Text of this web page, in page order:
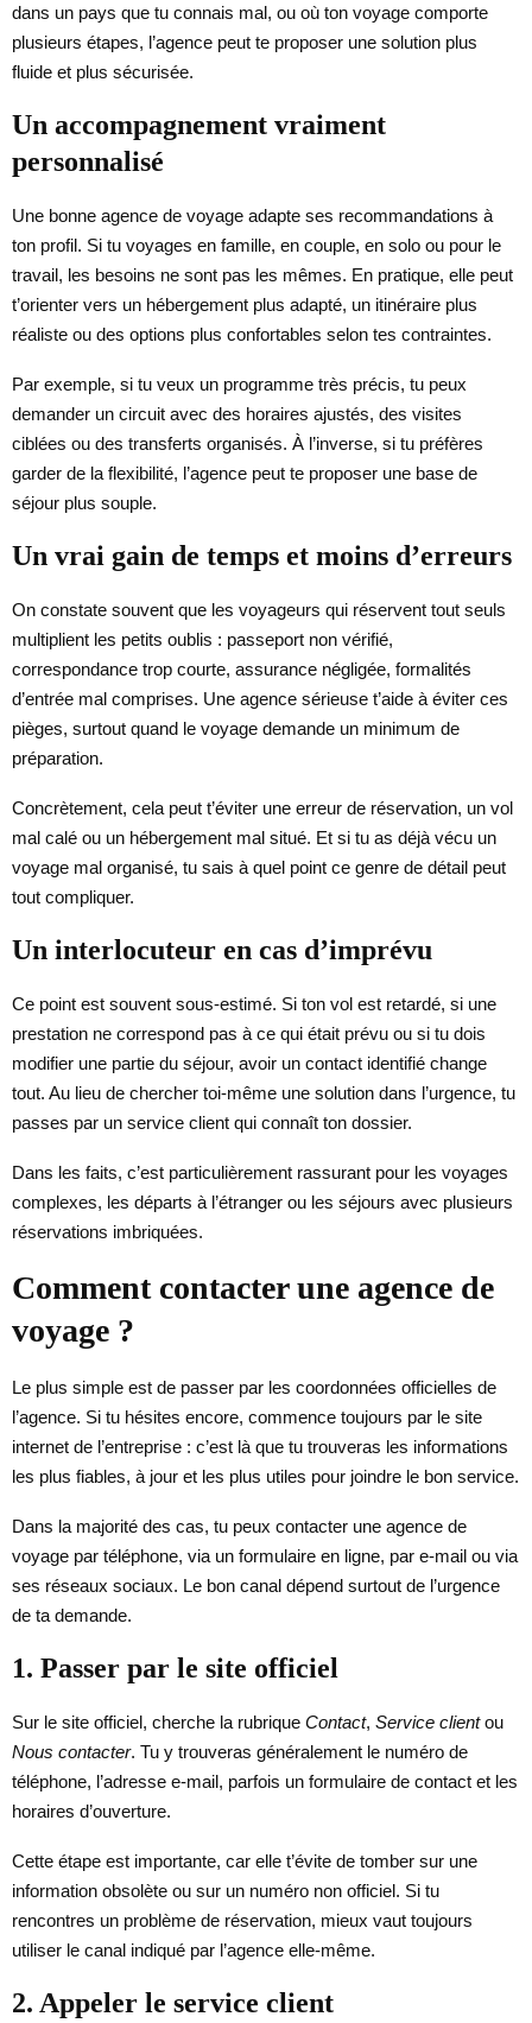
dans un pays que tu connais mal, ou où ton voyage comporte
plusieurs étapes, l’agence peut te proposer une solution plus
fluide et plus sécurisée.
Un accompagnement vraiment
personnalisé
Une bonne agence de voyage adapte ses recommandations à
ton profil. Si tu voyages en famille, en couple, en solo ou pour le
travail, les besoins ne sont pas les mêmes. En pratique, elle peut
t’orienter vers un hébergement plus adapté, un itinéraire plus
réaliste ou des options plus confortables selon tes contraintes.
Par exemple, si tu veux un programme très précis, tu peux
demander un circuit avec des horaires ajustés, des visites
ciblées ou des transferts organisés. À l’inverse, si tu préfères
garder de la flexibilité, l’agence peut te proposer une base de
séjour plus souple.
Un vrai gain de temps et moins d’erreurs
On constate souvent que les voyageurs qui réservent tout seuls
multiplient les petits oublis : passeport non vérifié,
correspondance trop courte, assurance négligée, formalités
d’entrée mal comprises. Une agence sérieuse t’aide à éviter ces
pièges, surtout quand le voyage demande un minimum de
préparation.
Concrètement, cela peut t’éviter une erreur de réservation, un vol
mal calé ou un hébergement mal situé. Et si tu as déjà vécu un
voyage mal organisé, tu sais à quel point ce genre de détail peut
tout compliquer.
Un interlocuteur en cas d’imprévu
Ce point est souvent sous-estimé. Si ton vol est retardé, si une
prestation ne correspond pas à ce qui était prévu ou si tu dois
modifier une partie du séjour, avoir un contact identifié change
tout. Au lieu de chercher toi-même une solution dans l’urgence, tu
passes par un service client qui connaît ton dossier.
Dans les faits, c’est particulièrement rassurant pour les voyages
complexes, les départs à l’étranger ou les séjours avec plusieurs
réservations imbriquées.
Comment contacter une agence de
voyage ?
Le plus simple est de passer par les coordonnées officielles de
l’agence. Si tu hésites encore, commence toujours par le site
internet de l’entreprise : c’est là que tu trouveras les informations
les plus fiables, à jour et les plus utiles pour joindre le bon service.
Dans la majorité des cas, tu peux contacter une agence de
voyage par téléphone, via un formulaire en ligne, par e-mail ou via
ses réseaux sociaux. Le bon canal dépend surtout de l’urgence
de ta demande.
1. Passer par le site officiel
Sur le site officiel, cherche la rubrique Contact, Service clientou
Nous contacter. Tu y trouveras généralement le numéro de
téléphone, l’adresse e-mail, parfois un formulaire de contact et les
horaires d’ouverture.
Cette étape est importante, car elle t’évite de tomber sur une
information obsolète ou sur un numéro non officiel. Si tu
rencontres un problème de réservation, mieux vaut toujours
utiliser le canal indiqué par l’agence elle-même.
2. Appeler le service client